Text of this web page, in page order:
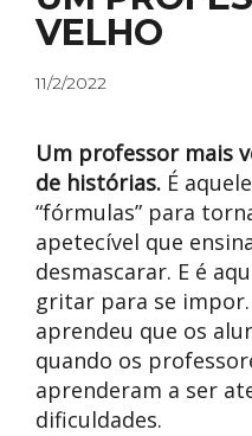
VELHO
11/2/2022
Um professor mais
de histórias. É
“fórmulas” para
apetecível que
desmascarar. E é
gritar para se
aprendeu que os
quando os
aprenderam a ser
dificuldades.